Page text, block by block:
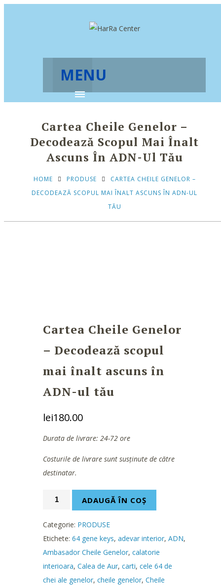
MENU
Cartea Cheile Genelor –
Decodează Scopul Mai Înalt
Ascuns În ADN-Ul Tău
HOME PRODUSE
CARTEA CHEILE GENELOR –
DECODEAZĂ SCOPUL MAI ÎNALT ASCUNS ÎN ADN-UL
TĂU
Cartea Cheile Genelor
– Decodează scopul
mai înalt ascuns în
ADN-ul tău
lei180.00
Durata de livrare: 24-72 ore
Costurile de livrare sunt susținute de către
destinatar.
ADAUGĂ ÎN COȘ
Categorie: PRODUSE
Etichete: 64 gene keys, adevar interior, ADN,
Ambasador Cheile Genelor, calatorie
interioara, Calea de Aur, carti, cele 64 de
chei ale genelor, cheile genelor, Cheile